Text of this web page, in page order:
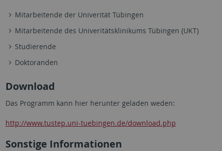
Mitarbeitende der Univerität Tübingen
Mitarbeitende des Univeritätsklinikums Tübingen (UKT)
Studierende
Doktoranden
Download
Das Programm kann hier herunter geladen weden:
http://www.tustep.uni-tuebingen.de/download.php
Sonstige Informationen